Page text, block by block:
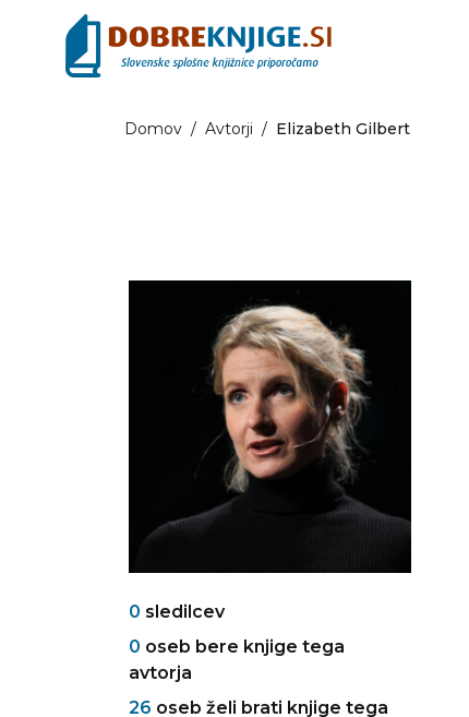
Domov / Avtorji / Elizabeth Gilbert
0 sledilcev
0 oseb bere knjige tega
avtorja
26 oseb želi brati knjige tega